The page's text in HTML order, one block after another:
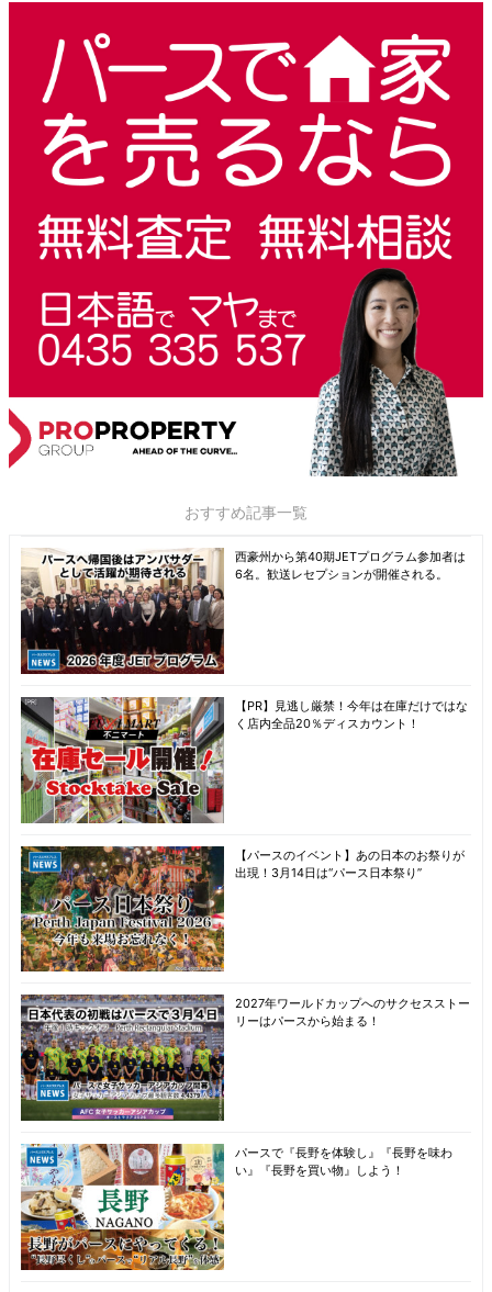
おすすめ記事一覧
西豪州から第40期JETプログラム参加者は
6名。歓送レセプションが開催される。
【PR】見逃し厳禁！今年は在庫だけではな
く店内全品20％ディスカウント！
【パースのイベント】あの日本のお祭りが
出現！3月14日は“パース日本祭り”
2027年ワールドカップへのサクセスストー
リーはパースから始まる！
パースで『長野を体験し』『長野を味わ
い』『長野を買い物』しよう！